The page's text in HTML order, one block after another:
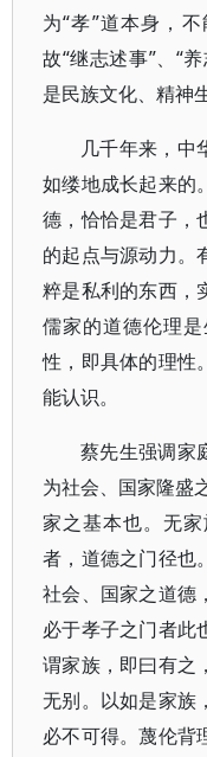
为“孝”道本身，
故“继志述事”、“
是民族文化、精神
几千年来，中
如缕地成长起来的
德，恰恰是君子，
的起点与源动力。
粹是私利的东西，
儒家的道德伦理
性，即具体的理性
能认识。
蔡先生强调家
为社会、国家隆盛
家之基本也。无
者，道德之门径也
社会、国家之道德
必于孝子之门者此
谓家族，即曰有之
无别。以如是家族
必不可得。蔑伦背